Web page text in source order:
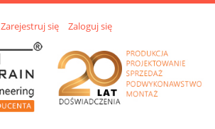
Zarejestruj się Zaloguj się